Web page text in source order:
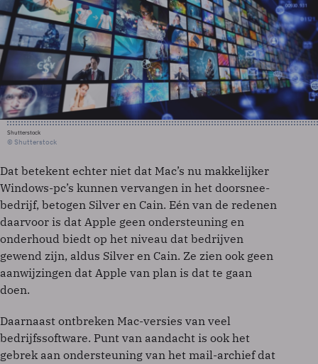
Shutterstock
© Shutterstock
Dat betekent echter niet dat Mac’s nu makkelijker
Windows-pc’s kunnen vervangen in het doorsnee-
bedrijf, betogen Silver en Cain. Eén van de redenen
daarvoor is dat Apple geen ondersteuning en
onderhoud biedt op het niveau dat bedrijven
gewend zijn, aldus Silver en Cain. Ze zien ook geen
aanwijzingen dat Apple van plan is dat te gaan
doen.
Daarnaast ontbreken Mac-versies van veel
bedrijfssoftware. Punt van aandacht is ook het
gebrek aan ondersteuning van het mail-archief dat